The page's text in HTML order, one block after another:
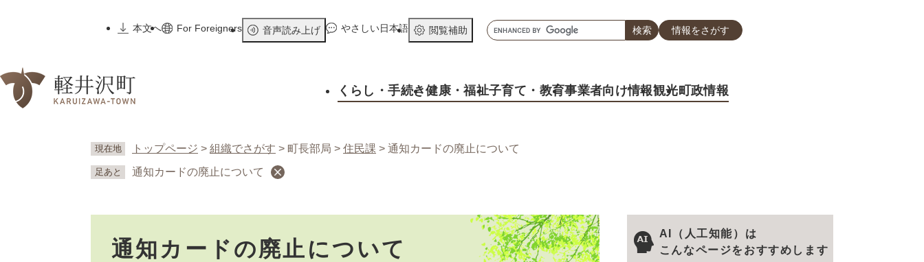
先
本文へ
For Foreigners 音声読み上げ やさしい日本語 閲覧補助
キ
ー
ド
情報をさがす
くらし ・手続き健康 ・福祉子育て ・教育事業者向け情報観光町政情報
現在地 トップページ > 組織でさがす > 町長部局 > 住民課 > 通知カードの廃止について
足あと 通知カードの廃止について
通知カードの廃止について
AI（人工知能）は
こんなページをおすすめします